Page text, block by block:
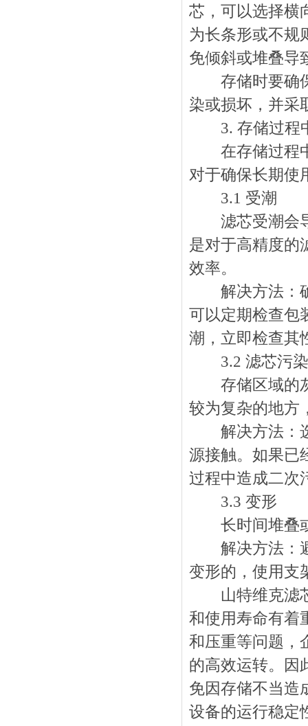
芯，可以选择横
为长条形或不规
免倾斜或堆叠导
存储时要确保
染或损坏，并采
3. 存储过程
在存储过程中
对于确保长期使
3.1 受潮
滤芯受潮会导
是对于高精度的
效率。
解决方法：确
可以定期检查包
潮，立即检查其
3.2 滤芯污染
存储区域的灰
较为复杂的地方
解决方法：选
源接触。如果已
过程中造成二次
3.3 变形
长时间堆叠或
解决方法：避
变形的，使用支
山特维克滤芯
和使用寿命有着
和压重等问题，
的高效运转。因
免因存储不当造
设备的运行稳定